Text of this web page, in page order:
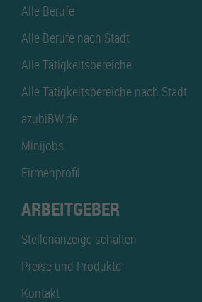
Alle Berufe
Alle Berufe nach Stadt
Alle Tätigkeitsbereiche
Alle Tätigkeitsbereiche nach Stadt
azubiBW.de
Minijobs
Firmenprofil
ARBEITGEBER
Stellenanzeige schalten
Preise und Produkte
Kontakt